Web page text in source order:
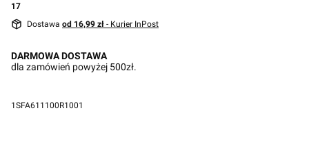
17
Dostawa od 16,99 zł - Kurier InPost
DARMOWA DOSTAWA
dla zamówień powyżej 500zł.
1SFA611100R1001